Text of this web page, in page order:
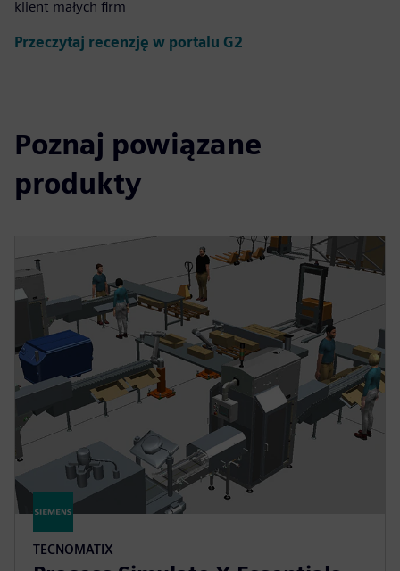
klient małych firm
Przeczytaj recenzję w portalu G2
Poznaj powiązane
produkty
TECNOMATIX